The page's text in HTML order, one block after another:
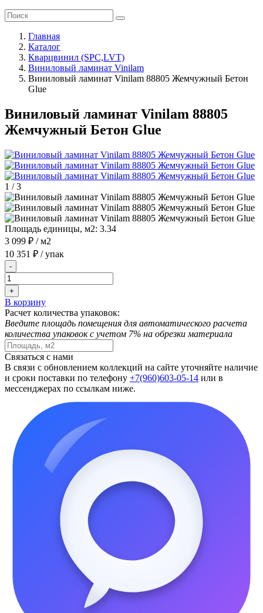
Главная
Каталог
Кварцвинил (SPC,LVT)
Виниловый ламинат Vinilam
Виниловый ламинат Vinilam 88805 Жемчужный Бетон
Glue
Виниловый ламинат Vinilam 88805
Жемчужный Бетон Glue
1 /3
Площадь единицы, м2: 3.34
3 099 ₽ / м2
10 351 ₽ / упак
-
+
В корзину
Расчет количества упаковок:
Введите площадь помещения для автоматического расчета
количества упаковок с учетом 7% на обрезки материала
Связаться с нами
В связи с обновлением коллекций на сайте уточняйте наличие
и сроки поставки по телефону +7(960)603-05-14 или в
мессенджерах по ссылкам ниже.